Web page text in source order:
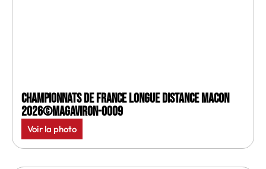
Championnats de France longue distance Macon
2026©MagAviron-0009
Voir la photo